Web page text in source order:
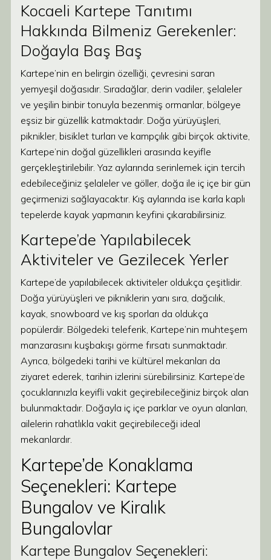
Kocaeli Kartepe Tanıtımı
Hakkında Bilmeniz Gerekenler:
Doğayla Baş Baş
Kartepe’nin en belirgin özelliği, çevresini saran
yemyeşil doğasıdır. Sıradağlar, derin vadiler, şelaleler
ve yeşilin binbir tonuyla bezenmiş ormanlar, bölgeye
eşsiz bir güzellik katmaktadır. Doğa yürüyüşleri,
piknikler, bisiklet turları ve kampçılık gibi birçok aktivite,
Kartepe’nin doğal güzellikleri arasında keyifle
gerçekleştirilebilir. Yaz aylarında serinlemek için tercih
edebileceğiniz şelaleler ve göller, doğa ile iç içe bir gün
geçirmenizi sağlayacaktır. Kış aylarında ise karla kaplı
tepelerde kayak yapmanın keyfini çıkarabilirsiniz.
Kartepe’de Yapılabilecek
Aktiviteler ve Gezilecek Yerler
Kartepe’de yapılabilecek aktiviteler oldukça çeşitlidir.
Doğa yürüyüşleri ve pikniklerin yanı sıra, dağcılık,
kayak, snowboard ve kış sporları da oldukça
popülerdir. Bölgedeki teleferik, Kartepe’nin muhteşem
manzarasını kuşbakışı görme fırsatı sunmaktadır.
Ayrıca, bölgedeki tarihi ve kültürel mekanları da
ziyaret ederek, tarihin izlerini sürebilirsiniz. Kartepe’de
çocuklarınızla keyifli vakit geçirebileceğiniz birçok alan
bulunmaktadır. Doğayla iç içe parklar ve oyun alanları,
ailelerin rahatlıkla vakit geçirebileceği ideal
mekanlardır.
Kartepe’de Konaklama
Seçenekleri: Kartepe
Bungalov ve Kiralık
Bungalovlar
Kartepe Bungalov Seçenekleri: